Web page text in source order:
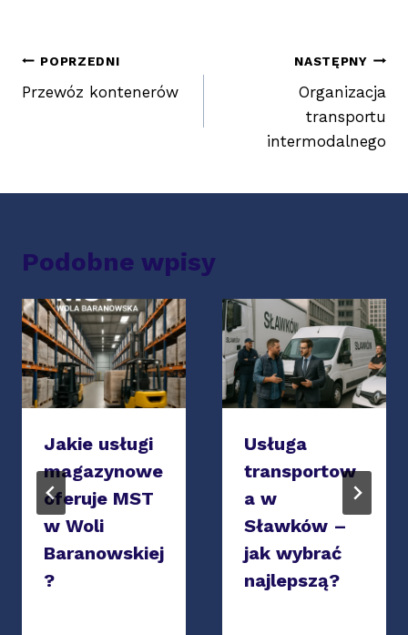
Nawigacja
wpisu
POPRZEDNI
Przewóz kontenerów
NASTĘPNY
Organizacja
transportu
intermodalnego
Podobne wpisy
Jakie usługi
magazynowe
oferuje MST
w Woli
Baranowskiej
?
Usługa
transportow
a w
Sławków –
jak wybrać
najlepszą?